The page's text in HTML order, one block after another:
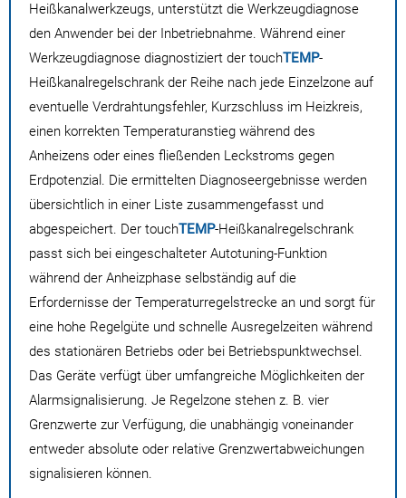
Heißkanalwerkzeugs, unterstützt die Werkzeugdiagnose
den Anwender bei der Inbetriebnahme. Während einer
Werkzeugdiagnose diagnostiziert der touchTEMP-
Heißkanalregelschrank der Reihe nach jede Einzelzone auf
eventuelle Verdrahtungsfehler, Kurzschluss im Heizkreis,
einen korrekten Temperaturanstieg während des
Anheizens oder eines fließenden Leckstroms gegen
Erdpotenzial. Die ermittelten Diagnoseergebnisse werden
übersichtlich in einer Liste zusammengefasst und
abgespeichert. Der touchTEMP-Heißkanalregelschrank
passt sich bei eingeschalteter Autotuning-Funktion
während der Anheizphase selbständig auf die
Erfordernisse der Temperaturregelstrecke an und sorgt für
eine hohe Regelgüte und schnelle Ausregelzeiten während
des stationären Betriebs oder bei Betriebspunktwechsel.
Das Geräte verfügt über umfangreiche Möglichkeiten der
Alarmsignalisierung. Je Regelzone stehen z. B. vier
Grenzwerte zur Verfügung, die unabhängig voneinander
entweder absolute oder relative Grenzwertabweichungen
signalisieren können.